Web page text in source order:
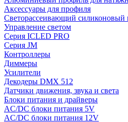
Аксессуары для профиля
Светорассеивающий силиконовый
Управление светом
Серия ICLED PRO
Серия JM
Контроллеры
Диммеры
Усилители
Декодеры DMX 512
Датчики движения, звука и света
Блоки питания и драйверы
AC/DC блоки питания 5V
AC/DC блоки питания 12V